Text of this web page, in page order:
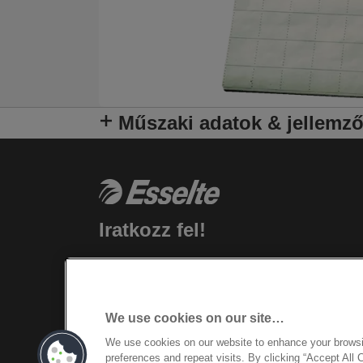
Műszaki adatok &
Iratkozz fel!
Rendelkezz naprakész információkkal a
FELIRATKOZÁSHOZ
We use cookies on our site…
We use cookies on our website to enhance your
preferences and repeat visits. By clicking “Accept All